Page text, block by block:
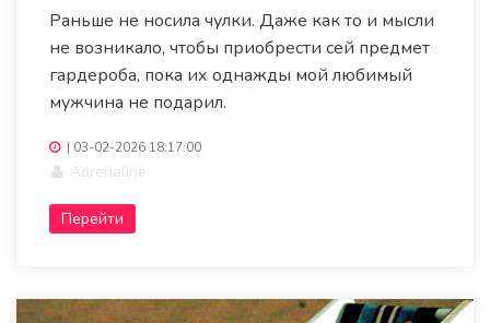
Раньше не носила чулки. Даже как то и мысли
не возникало, чтобы приобрести сей предмет
гардероба, пока их однажды мой любимый
мужчина не подарил.
| 03-02-2026 18:17:00
Adrenaline
Перейти